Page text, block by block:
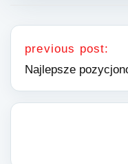
Nawigacja
previous post:
Najlepsze